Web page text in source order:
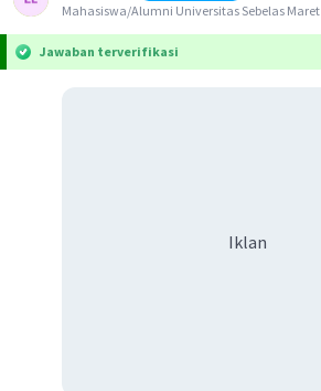
Mahasiswa/Alumni Universitas Sebelas Maret
Jawaban terverifikasi
Iklan